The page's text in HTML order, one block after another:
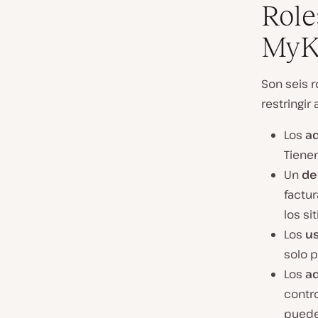
Son seis
restringir
Los
Un
los
Los
solo
Los